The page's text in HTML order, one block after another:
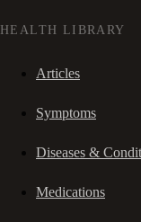
HEALTH LIBRARY
Articles
Symptoms
Diseases &
Medications